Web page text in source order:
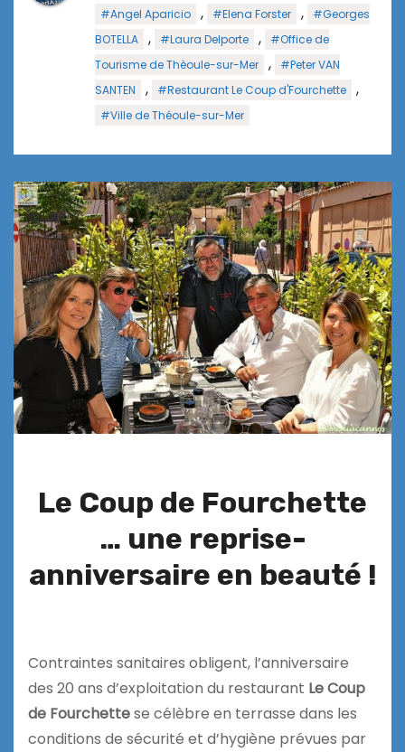
#Angel Aparicio , #Elena Forster ,
#Georges
BOTELLA
, #Laura Delporte ,
#Office de
Tourisme de Thèoule-sur-Mer
,
#Peter VAN
SANTEN
, #Restaurant Le Coup d'Fourchette ,
#Ville de Théoule-sur-Mer
Le Coup de Fourchette
… une reprise-
anniversaire en beauté !
Contraintes sanitaires obligent, l’anniversaire
des 20 ans d’exploitation du restaurant Le Coup
de Fourchettese célèbre en terrasse dans les
conditions de sécurité et d’hygiène prévues par